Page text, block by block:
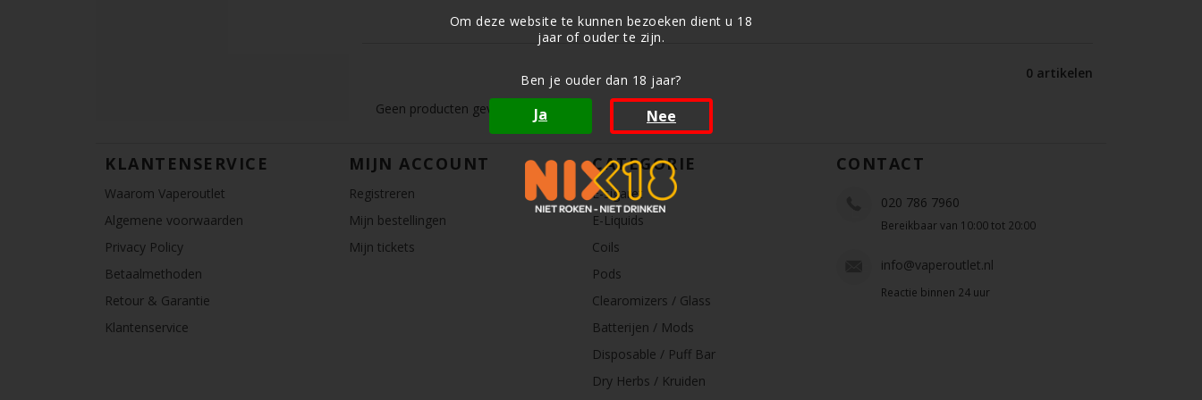
Om deze website te kunnen bezoeken dient u 18
jaar of ouder te zijn.
Ben je ouder dan 18 jaar?
Ja Nee
0 artikelen
Geen producten gevonden!...
KLANTENSERVICE
Waarom Vaperoutlet
Algemene voorwaarden
Privacy Policy
Betaalmethoden
Retour & Garantie
Klantenservice
MIJN ACCOUNT
Registreren
Mijn bestellingen
Mijn tickets
CATEGORIE
E-sigaret
E-Liquids
Coils
Pods
Clearomizers / Glass
Batterijen / Mods
Disposable / Puff Bar
Dry Herbs / Kruiden
CONTACT
020 786 7960
Bereikbaar van 10:00 tot 20:00
info@vaperoutlet.nl
Reactie binnen 24 uur